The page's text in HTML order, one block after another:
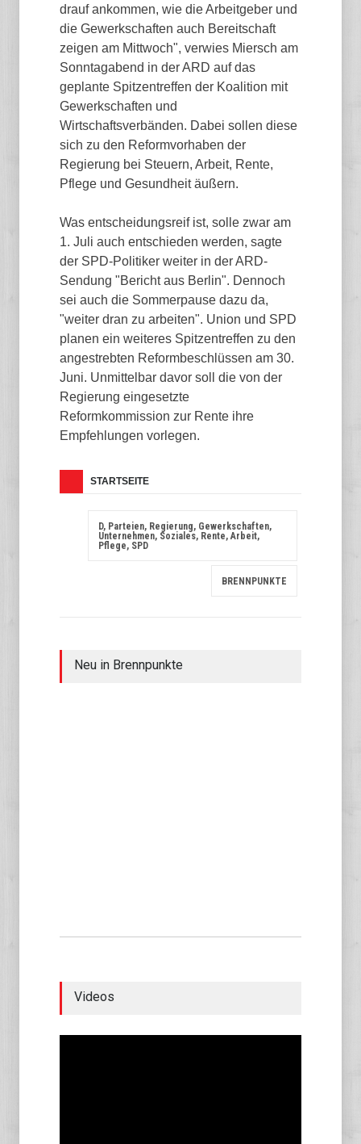
drauf ankommen, wie die Arbeitgeber und
die Gewerkschaften auch Bereitschaft
zeigen am Mittwoch", verwies Miersch am
Sonntagabend in der ARD auf das
geplante Spitzentreffen der Koalition mit
Gewerkschaften und
Wirtschaftsverbänden. Dabei sollen diese
sich zu den Reformvorhaben der
Regierung bei Steuern, Arbeit, Rente,
Pflege und Gesundheit äußern.
Was entscheidungsreif ist, solle zwar am
1. Juli auch entschieden werden, sagte
der SPD-Politiker weiter in der ARD-
Sendung "Bericht aus Berlin". Dennoch
sei auch die Sommerpause dazu da,
"weiter dran zu arbeiten". Union und SPD
planen ein weiteres Spitzentreffen zu den
angestrebten Reformbeschlüssen am 30.
Juni. Unmittelbar davor soll die von der
Regierung eingesetzte
Reformkommission zur Rente ihre
Empfehlungen vorlegen.
STARTSEITE
D, Parteien, Regierung, Gewerkschaften,
Unternehmen, Soziales, Rente, Arbeit,
Pflege, SPD
BRENNPUNKTE
Neu in Brennpunkte
Videos